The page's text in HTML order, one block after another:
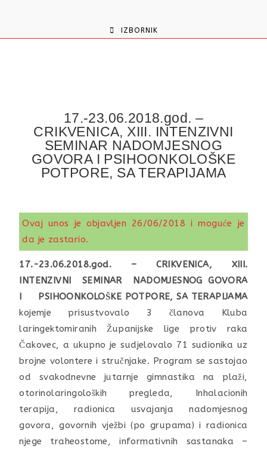
IZBORNIK
17.-23.06.2018.god. –
CRIKVENICA, XIII. INTENZIVNI
SEMINAR NADOMJESNOG
GOVORA I PSIHOONKOLOŠKE
POTPORE, SA TERAPIJAMA
Ovaj unos je objavljen 26/06/2018 i moguće je
da je zastario.
17.-23.06.2018.god. – CRIKVENICA, XIII.
INTENZIVNI SEMINAR NADOMJESNOG GOVORA
I PSIHOONKOLOŠKE POTPORE, SA TERAPIJAMA
kojemje prisustvovalo 3 članova Kluba
laringektomiranih Županijske lige protiv raka
Čakovec, a ukupno je sudjelovalo 71 sudionika uz
brojne volontere i stručnjake. Program se sastojao
od svakodnevne jutarnje gimnastika na plaži,
otorinolaringoloških pregleda, Inhalacionih
terapija, radionica usvajanja nadomjesnog
govora, govornih vježbi (po grupama) i radionica
njege traheostome, informativnih sastanaka –